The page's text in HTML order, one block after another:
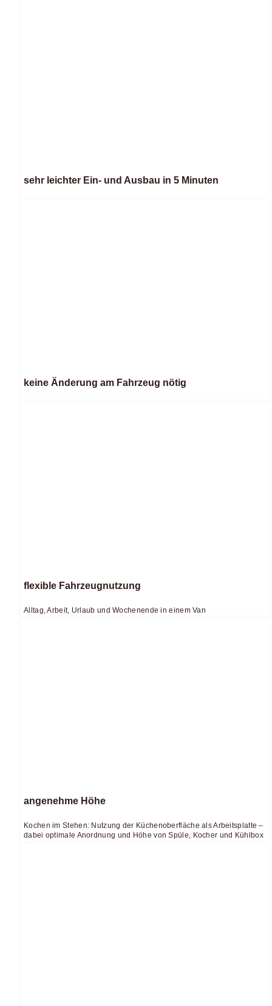
sehr leichter Ein- und Ausbau in 5 Minuten
keine Änderung am Fahrzeug nötig
flexible Fahrzeugnutzung
Alltag, Arbeit, Urlaub und Wochenende in einem Van
angenehme Höhe
Kochen im Stehen: Nutzung der Küchenoberfläche als Arbeitsplatte –
dabei optimale Anordnung und Höhe von Spüle, Kocher und Kühlbox